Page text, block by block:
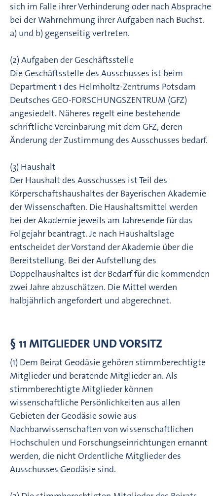
sich im Falle ihrer Verhinderung oder nach Absprache
bei der Wahrnehmung ihrer Aufgaben nach Buchst.
a) und b) gegenseitig vertreten.
(2) Aufgaben der Geschäftsstelle
Die Geschäftsstelle des Ausschusses ist beim
Department 1 des Helmholtz-Zentrums Potsdam
Deutsches GEO-FORSCHUNGSZENTRUM (GFZ)
angesiedelt. Näheres regelt eine bestehende
schriftliche Vereinbarung mit dem GFZ, deren
Änderung der Zustimmung des Ausschusses bedarf.
(3) Haushalt
Der Haushalt des Ausschusses ist Teil des
Körperschaftshaushaltes der Bayerischen Akademie
der Wissenschaften. Die Haushaltsmittel werden
bei der Akademie jeweils am Jahresende für das
Folgejahr beantragt. Je nach Haushaltslage
entscheidet der Vorstand der Akademie über die
Bereitstellung. Bei der Aufstellung des
Doppelhaushaltes ist der Bedarf für die kommenden
zwei Jahre abzuschätzen. Die Mittel werden
halbjährlich angefordert und abgerechnet.
§ 11 MITGLIEDER UND VORSITZ
(1) Dem Beirat Geodäsie gehören stimmberechtigte
Mitglieder und beratende Mitglieder an. Als
stimmberechtigte Mitglieder können
wissenschaftliche Persönlichkeiten aus allen
Gebieten der Geodäsie sowie aus
Nachbarwissenschaften von wissenschaftlichen
Hochschulen und Forschungseinrichtungen ernannt
werden, die nicht Ordentliche Mitglieder des
Ausschusses Geodäsie sind.